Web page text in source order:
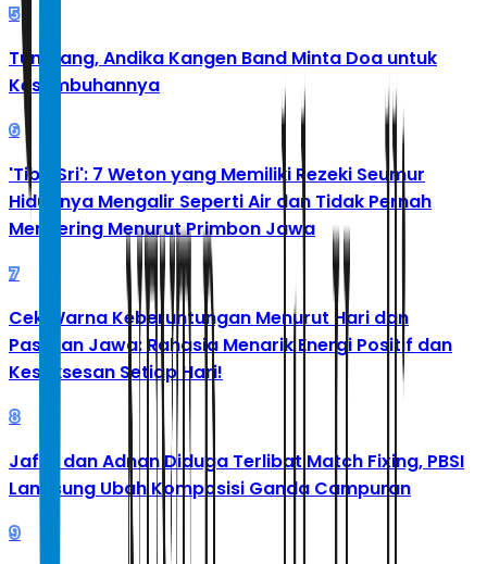
5
Tumbang, Andika Kangen Band Minta Doa untuk
Kesembuhannya
6
'Tibo Sri': 7 Weton yang Memiliki Rezeki Seumur
Hidupnya Mengalir Seperti Air dan Tidak Pernah
Mengering Menurut Primbon Jawa
7
Cek Warna Keberuntungan Menurut Hari dan
Pasaran Jawa: Rahasia Menarik Energi Positif dan
Kesuksesan Setiap Hari!
8
Jafar dan Adnan Diduga Terlibat Match Fixing, PBSI
Langsung Ubah Komposisi Ganda Campuran
9